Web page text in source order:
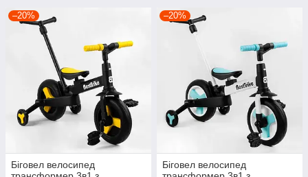
–20%
Біговел велосипед
–20%
Біговел велосипед